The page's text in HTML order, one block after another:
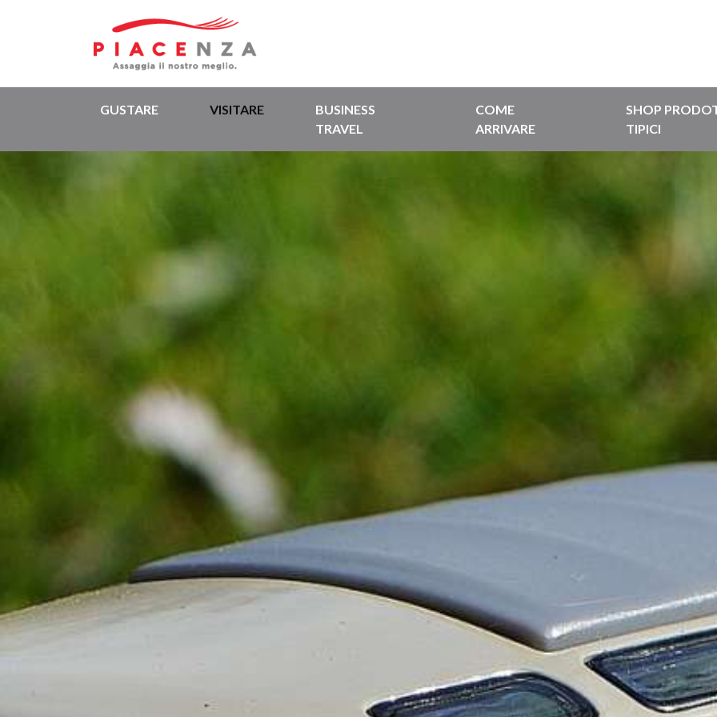
GUSTARE VISITARE
BUSINESS
TRAVEL
COME
ARRIVARE
SHOP
TIPICI